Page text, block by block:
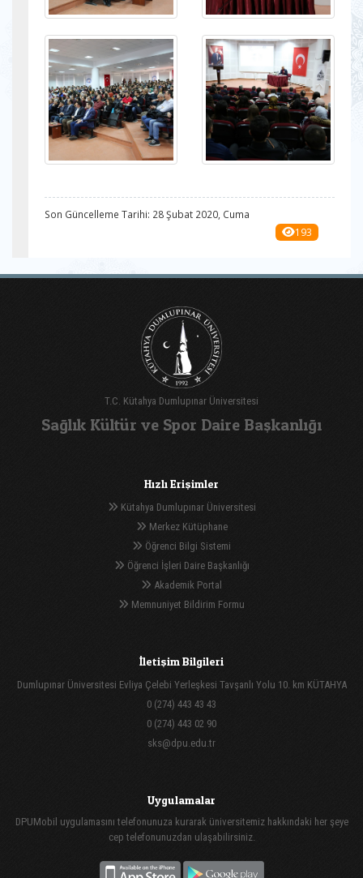
Son Güncelleme Tarihi: 28 Şubat 2020, Cuma
193
T.C. Kütahya Dumlupınar Üniversitesi
Sağlık Kültür ve Spor Daire Başkanlığı
Hızlı Erişimler
Kütahya Dumlupınar Üniversitesi
Merkez Kütüphane
Öğrenci Bilgi Sistemi
Öğrenci İşleri Daire Başkanlığı
Akademik Portal
Memnuniyet Bildirim Formu
İletişim Bilgileri
Dumlupınar Üniversitesi Evliya Çelebi Yerleşkesi Tavşanlı Yolu 10. km KÜTAHYA
0 (274) 443 43 43
0 (274) 443 02 90
sks@dpu.edu.tr
Uygulamalar
DPUMobil uygulamasını telefonunuza kurarak üniversitemiz hakkındaki her şeye
cep telefonunuzdan ulaşabilirsiniz.